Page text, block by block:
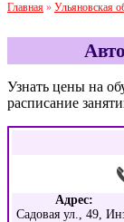
Главная » Ульяновская
Узнать цены на
расписание
Адрес:
Садовая ул., 49,